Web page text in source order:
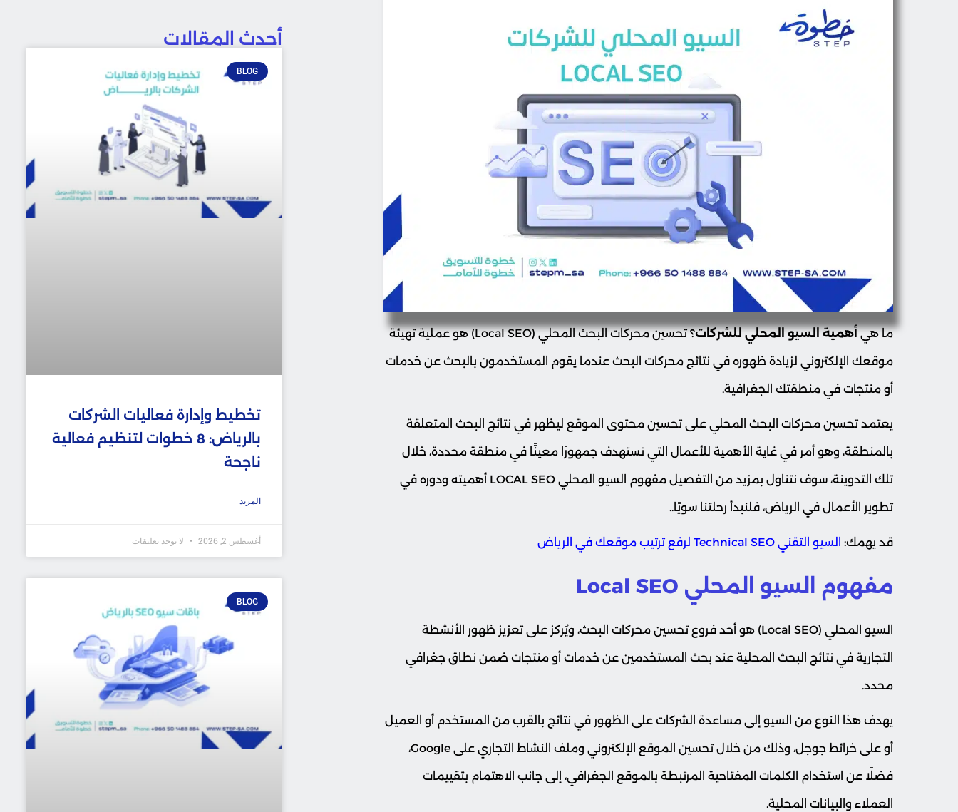
ما هيأهمية السيو المحلي للشركات ؟ تحسين محركات البحث المحلي (Local SEO) هو عملية تهيئة
موقعك الإلكتروني لزيادة ظهوره في نتائج محركات البحث عندما يقوم المستخدمون بالبحث عن خدمات
أو منتجات في منطقتك الجغرافية.
يعتمد تحسين محركات البحث المحلي على تحسين محتوى الموقع ليظهر في نتائج البحث المتعلقة
بالمنطقة، وهو أمر في غاية الأهمية للأعمال التي تستهدف جمهورًا معينًا في منطقة محددة، خلال
تلك التدوينة، سوف نتناول بمزيد من التفصيل مفهوم السيو المحلي LOCAL SEO أهميته ودوره في
تطوير الأعمال في الرياض، فلنبدأ رحلتنا سويًا..
قد يهمك: السيو التقني Technical SEO لرفع ترتيب موقعك في الرياض
مفهوم السيو المحلي Local SEO
السيو المحلي (Local SEO) هو أحد فروع تحسين محركات البحث، ويُركز على تعزيز ظهور الأنشطة
التجارية في نتائج البحث المحلية عند بحث المستخدمين عن خدمات أو منتجات ضمن نطاق جغرافي
محدد.
يهدف هذا النوع من السيو إلى مساعدة الشركات على الظهور في نتائج بالقرب من المستخدم أو العميل
أو على خرائط جوجل، وذلك من خلال تحسين الموقع الإلكتروني وملف النشاط التجاري على Google،
فضلًا عن استخدام الكلمات المفتاحية المرتبطة بالموقع الجغرافي، إلى جانب الاهتمام بتقييمات
العملاء والبيانات المحلية.
أحدث المقالات
BLOG
تخطيط وإدارة فعاليات الشركات
بالرياض: 8 خطوات لتنظيم فعالية
ناجحة
المزيد
أغسطس 2, 2026 لا توجد تعليقات
BLOG